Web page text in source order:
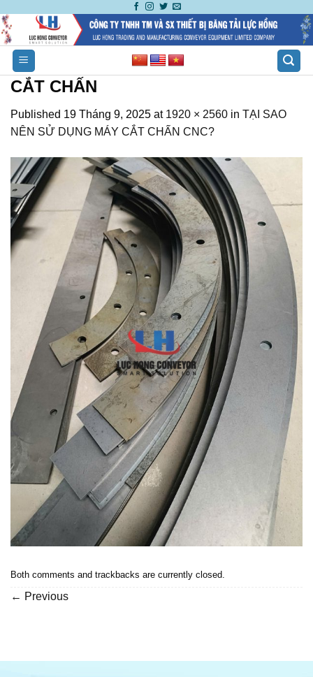
to
content
CẮT CHẤN
Published 19 Tháng 9, 2025 at 1920 × 2560 in TẠI SAO
NÊN SỬ DỤNG MÁY CẮT CHẤN CNC?
Both comments and trackbacks are currently closed.
← Previous